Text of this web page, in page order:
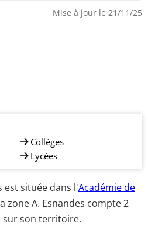
Mise à jour le 21/11/25
Collèges
Lycées
est située dans l'Académie de
zone A. Esnandes compte 2
sur son territoire.